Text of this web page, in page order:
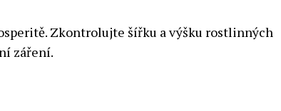
Zkontrolujte šířku a výšku rostlinných
záření.